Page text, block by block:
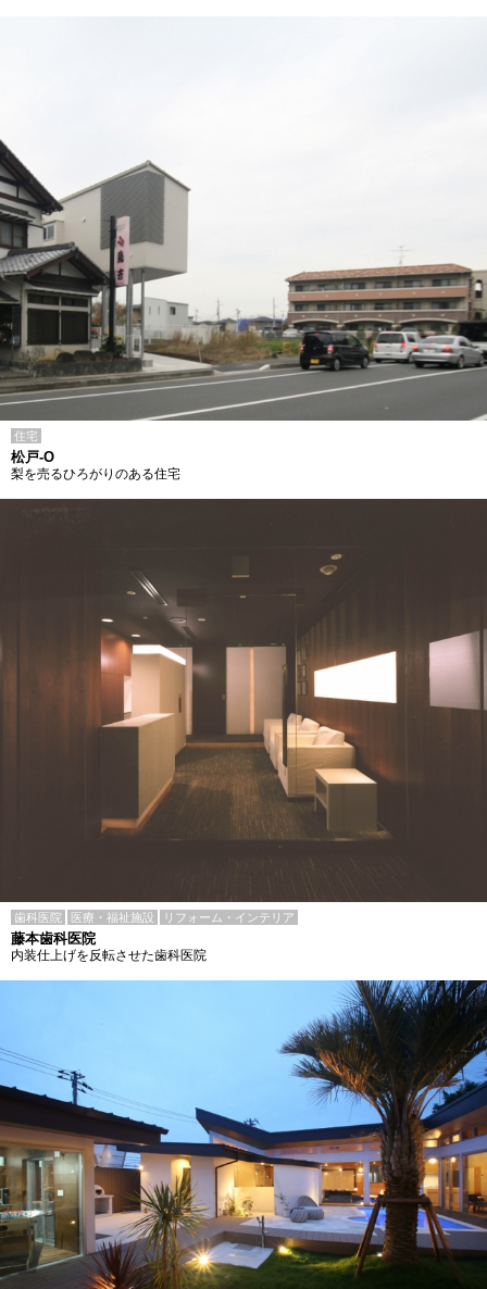
住宅
松戸-O
梨を売るひろがりのある住宅
歯科医院 医療・福祉施設 リフォーム・インテリア
藤本歯科医院
内装仕上げを反転させた歯科医院